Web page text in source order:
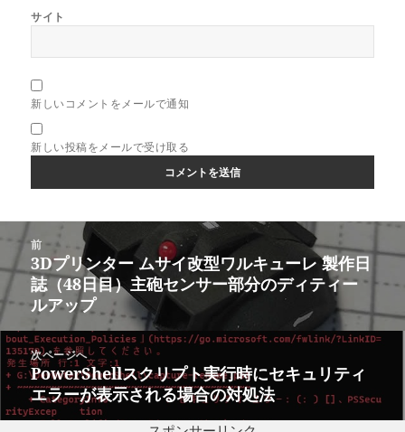
サイト
新しいコメントをメールで通知
新しい投稿をメールで受け取る
ナ
ビ
ゲ
ー
シ
ョ
前
前
の
投
稿:
3Dプリンター ムサイ改型ワルキューレ 製作日
誌（48日目）主砲センサー部分のディティー
ルアップ
次ページへ
次
の
投
PowerShellスクリプト実行時にセキュリティ
エラーが表示される場合の対処法